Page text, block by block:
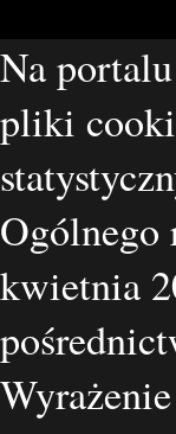
Na
pliki
Ogólnego
kwietnia